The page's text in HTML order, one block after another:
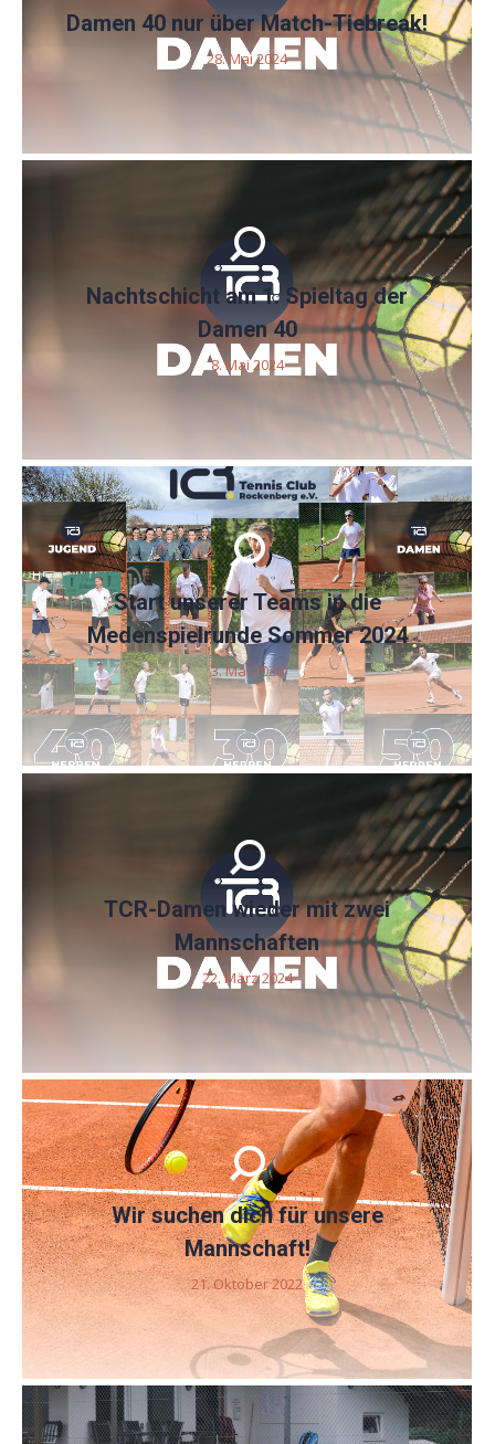
Damen 40 nur über Match-Tiebreak!
28. Mai 2024
Nachtschicht am 1. Spieltag der
Damen 40
8. Mai 2024
Start unserer Teams in die
Medenspielrunde Sommer 2024
3. Mai 2024
TCR-Damen wieder mit zwei
Mannschaften
22. März 2024
Wir suchen dich für unsere
Mannschaft!
21. Oktober 2022